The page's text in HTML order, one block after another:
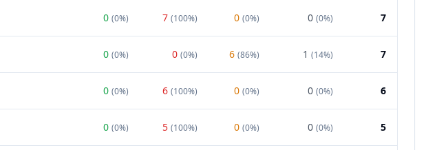
0 (0%) 7 (100%) 0 (0%) 0 (0%) 7
0 (0%) 0 (0%) 6 (86%) 1 (14%) 7
0 (0%) 6 (100%) 0 (0%) 0 (0%) 6
0 (0%) 5 (100%) 0 (0%) 0 (0%) 5